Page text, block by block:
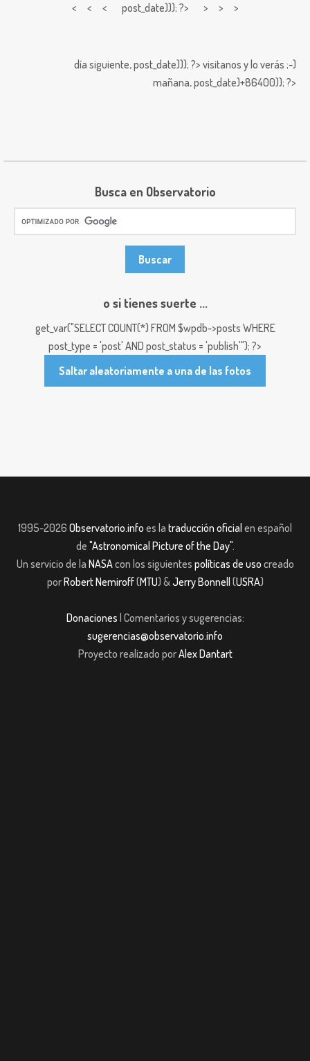
< < < post_date))); ?> > > >
día siguiente,post_date))); ?> visitanos y lo verás ;-)
mañana,post_date)+86400)); ?>
Busca en Observatorio
o si tienes suerte ...
get_var("SELECT COUNT(*) FROM $wpdb->posts WHERE
post_type = 'post' AND post_status = 'publish'"); ?>
Saltar aleatoriamente a una de las fotos
1995-2026 Observatorio.info es la traducción oficial en español
de "Astronomical Picture of the Day".
Un servicio de la NASAcon los siguientes políticas de uso creado
porRobert Nemiroff(MTU) &Jerry Bonnell (USRA)
Donaciones | Comentarios y sugerencias:
sugerencias@observatorio.info
Proyecto realizado porAlex Dantart